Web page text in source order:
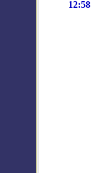
12:58